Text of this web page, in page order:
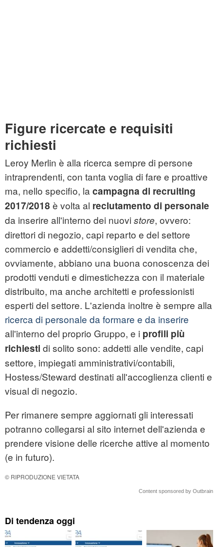
Figure ricercate e requisiti
richiesti
Leroy Merlin è alla ricerca sempre di persone
intraprendenti, con tanta voglia di fare e proattive
ma, nello specifio, la campagna di recruiting
2017/2018 è volta al reclutamento di personale
da inserire all'interno dei nuovi store, ovvero:
direttori di negozio, capi reparto e del settore
commercio e addetti/consiglieri di vendita che,
ovviamente, abbiano una buona conoscenza dei
prodotti venduti e dimestichezza con il materiale
distribuito, ma anche architetti e professionisti
esperti del settore. L'azienda inoltre è sempre alla
ricerca di personale da formare e da inserire
all'interno del proprio Gruppo, e i profili più
richiesti di solito sono: addetti alle vendite, capi
settore, impiegati amministrativi/contabili,
Hostess/Steward destinati all'accoglienza clienti e
visual di negozio.
Per rimanere sempre aggiornati gli interessati
potranno collegarsi al sito internet dell'azienda e
prendere visione delle ricerche attive al momento
(e in futuro).
© RIPRODUZIONE VIETATA
Content sponsored by Outbrain
Di tendenza oggi